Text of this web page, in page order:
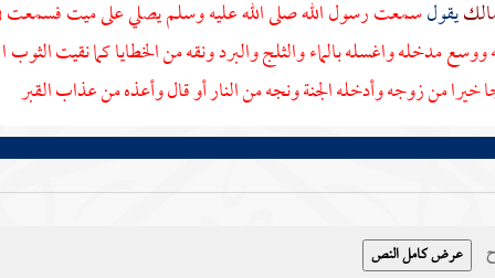
يقولسمعت رسول الله صلى الله عليه وسلم يصلي على ميت فسمعت
ووسع مدخله واغسله بالماء والثلج والبرد ونقه من الخطايا كما نقيت
خيرا من زوجه وأدخله الجنة ونجه من النار أو قال وأعذه من عذاب القبر